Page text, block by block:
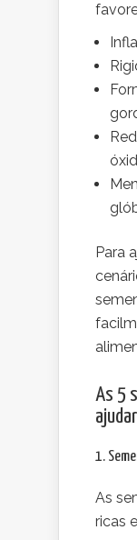
Para
As 5
1.
As
ricas